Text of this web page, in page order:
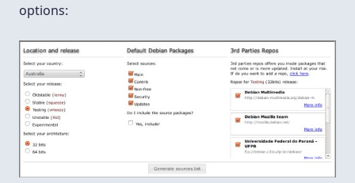
options: